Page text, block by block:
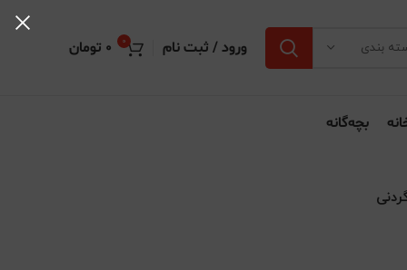
بندی ورود / ثبت نام 0
0 تومان
بچه‌گانه